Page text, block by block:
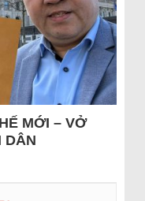
MỚI – VỞ
DÂN